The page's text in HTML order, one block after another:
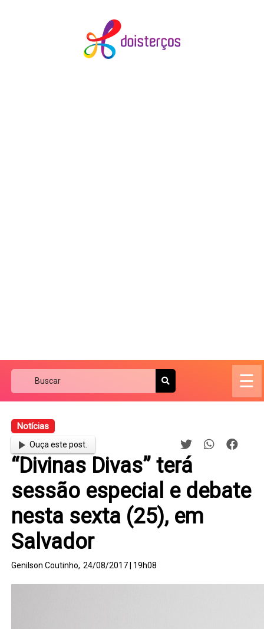
☰
Notícias
Ouça este post.
“Divinas Divas” terá
sessão especial e debate
nesta sexta (25), em
Salvador
Genilson Coutinho, 24/08/2017 | 19h08